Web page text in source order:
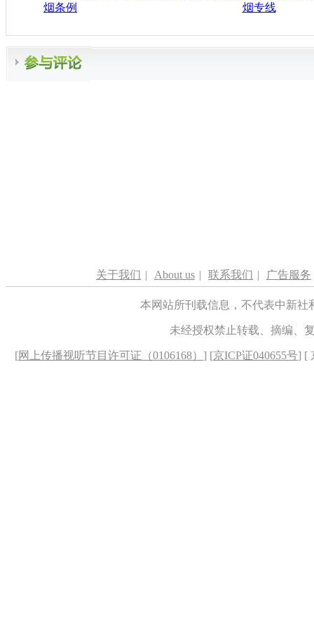
烟条例
烟专线
关于我们 | About us | 联系我们 | 广告服务
本网站所刊载信息，不代表中新
未经授权禁止转载、摘编、
[网上传播视听节目许可证（0106168） ] [京ICP证040655号] [